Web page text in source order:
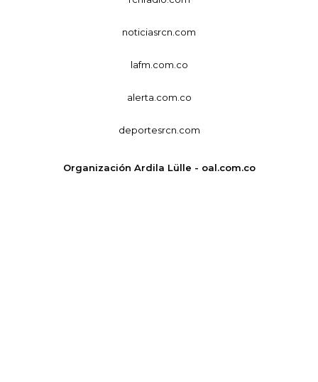
noticiasrcn.com
lafm.com.co
alerta.com.co
deportesrcn.com
Organización Ardila Lülle - oal.com.co